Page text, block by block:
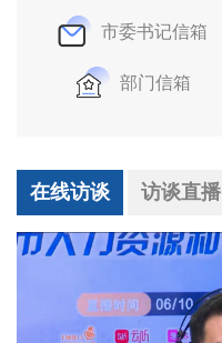
市委书记信箱
部门信箱
在线访谈 访谈直播